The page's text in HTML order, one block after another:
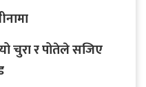
चुरा र पोतेले सजिए